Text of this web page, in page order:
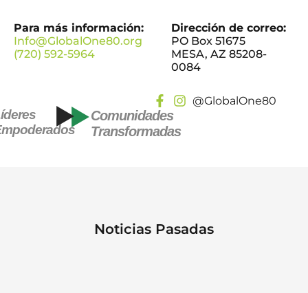
Para más información:
Info@GlobalOne80.org
(720) 592-5964
Dirección de correo:
PO Box 51675
MESA, AZ 85208-
0084
Comunidades
Transformadas
@GlobalOne80
Noticias Pasadas